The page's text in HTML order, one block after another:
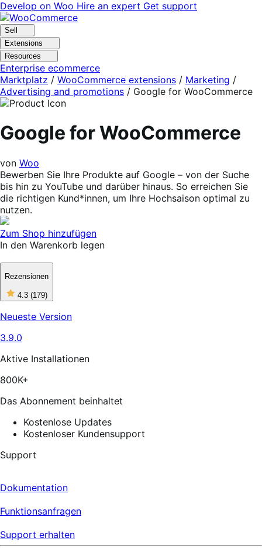
Skip
to
navigation
Skip
to
content
Develop on Woo Hire an expert Get support
Sell
Extensions
Resources
Enterprise ecommerce
Marktplatz / WooCommerce extensions / Marketing /
Advertising and promotions / Google for WooCommerce
Google for WooCommerce
von Woo
Bewerben Sie Ihre Produkte auf Google – von der Suche
bis hin zu YouTube und darüber hinaus. So erreichen Sie
die richtigen Kund*innen, um Ihre Hochsaison optimal zu
nutzen.
Zum Shop hinzufügen
In den Warenkorb legen
Rezensionen
4.3 (179)4
out
5
Neueste Version
3.9.0
Aktive Installationen
800K+
Das Abonnement beinhaltet
Kostenlose Updates
Kostenloser Kundensupport
Support
Dokumentation
Funktionsanfragen
Support erhalten